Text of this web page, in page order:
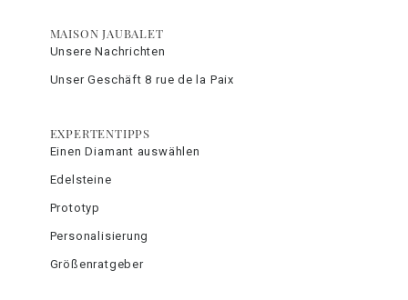
MAISON JAUBALET
Unsere Nachrichten
Unser Geschäft 8 rue de la Paix
EXPERTENTIPPS
Einen Diamant auswählen
Edelsteine
Prototyp
Personalisierung
Größenratgeber